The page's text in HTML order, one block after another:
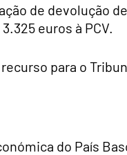
de devolução
euros à PCV.
para o
do País